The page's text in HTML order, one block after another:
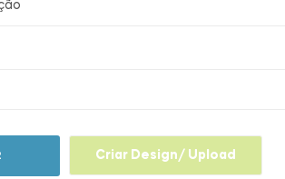
Criar Design/ Upload